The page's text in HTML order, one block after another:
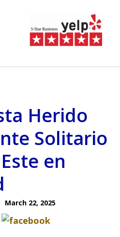
Herido
Solitario
en
March 22, 2025
Share